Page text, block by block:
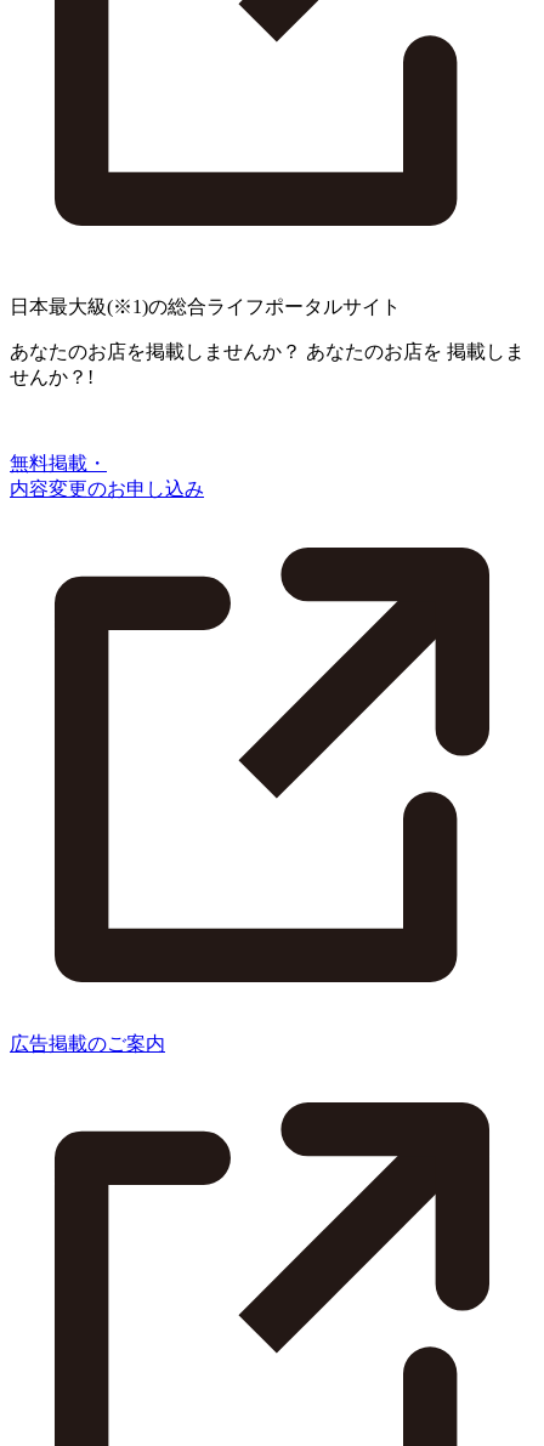
日本最大級(※1)の総合ライフポータルサイト
あなたのお店を掲載しませんか？ あなたのお店を 掲載しま
せんか？!
無料掲載・
内容変更のお申し込み
広告掲載のご案内